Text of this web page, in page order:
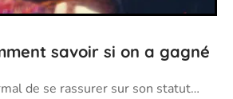
savoir si on a gagné
de se rassurer sur son statut…